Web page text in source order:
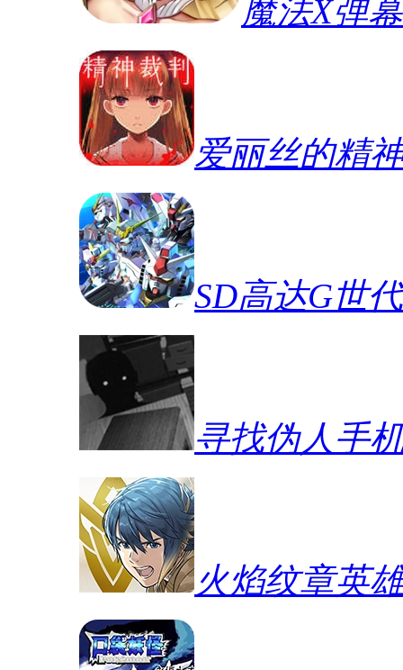
魔法X弹
爱丽丝的精
SD高达G世
寻找伪人手
火焰纹章英